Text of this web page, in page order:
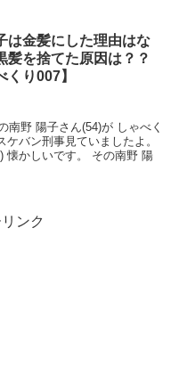
は金髪にした理由はな
髪を捨てた原因は？？
くり007】
南野 陽子さん(54)が しゃべく
バン刑事見ていましたよ。
懐かしいです。 その南野 陽
ンク